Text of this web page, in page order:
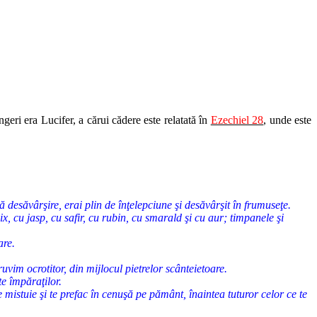
era Lucifer, a cărui cădere este relatată în Ezechiel 28, unde este
erai plin de înţelepciune şi desăvârşit în frumuseţe.
cu jasp, cu safir, cu rubin, cu smarald şi cu aur; timpanele şi
ocrotitor, din mijlocul pietrelor scânteietoare.
împăraţilor.
şi te prefac în cenuşă pe pământ, înaintea tuturor celor ce te